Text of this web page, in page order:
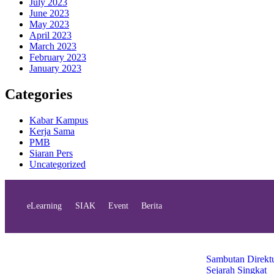
June 2023
May 2023
April 2023
March 2023
February 2023
January 2023
Categories
Kabar Kampus
Kerja Sama
PMB
Siaran Pers
Uncategorized
eLearning SIAK Event Berita
Sambutan
Sejarah Singkat